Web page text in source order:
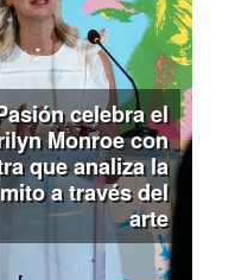
celebra el
Monroe con
que analiza la
a través del
arte